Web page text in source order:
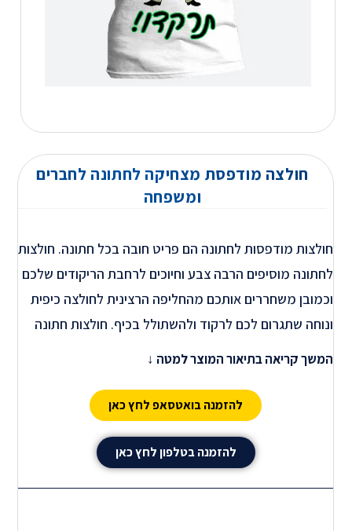
חולצה מודפסת מצחיקה לחתונה לחברים
ומשפחה
חולצות מודפסות לחתונה הם פריט חובה בכל חתונה. חולצות
לחתונה מוסיפים הרבה צבע וחיוכים לרחבת הריקודים שלכם
וכמובן משחררים אותכם מהחליפה הרצינית לחולצה כיפית
ונוחה שתגרום לכם לרקוד ולהשתולל בכיף. חולצות חתונה
ההדפסות שלנו מתבצעות על חולצות כותנה או דרייפיט
ומגיעות בכל המידות לילדים ולמבוגרים.חשוב לדעת
משתמשים במוצרים האיכותיים ביותר, ובמכונות המתקדמות
ביותר על מנת לספק לכם את המוצר המושלם.
המשך קריאה בתיאור המוצר למטה ↓
להזמנה בואטסאפ לחץ כאן
להזמנה בטלפון לחץ כאן